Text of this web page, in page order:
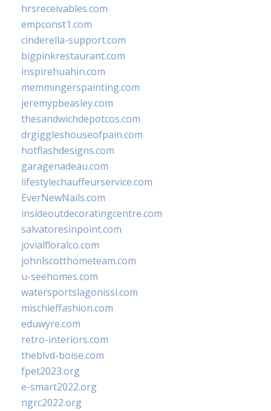
hrsreceivables.com
empconst1.com
cinderella-support.com
bigpinkrestaurant.com
inspirehuahin.com
memmingerspainting.com
jeremypbeasley.com
thesandwichdepotcos.com
drgiggleshouseofpain.com
hotflashdesigns.com
garagenadeau.com
lifestylechauffeurservice.com
EverNewNails.com
insideoutdecoratingcentre.com
salvatoresinpoint.com
jovialfloralco.com
johnlscotthometeam.com
u-seehomes.com
watersportslagonissi.com
mischieffashion.com
eduwyre.com
retro-interiors.com
theblvd-boise.com
fpet2023.org
e-smart2022.org
ngrc2022.org